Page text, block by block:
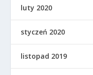
luty 2020
styczeń 2020
listopad 2019